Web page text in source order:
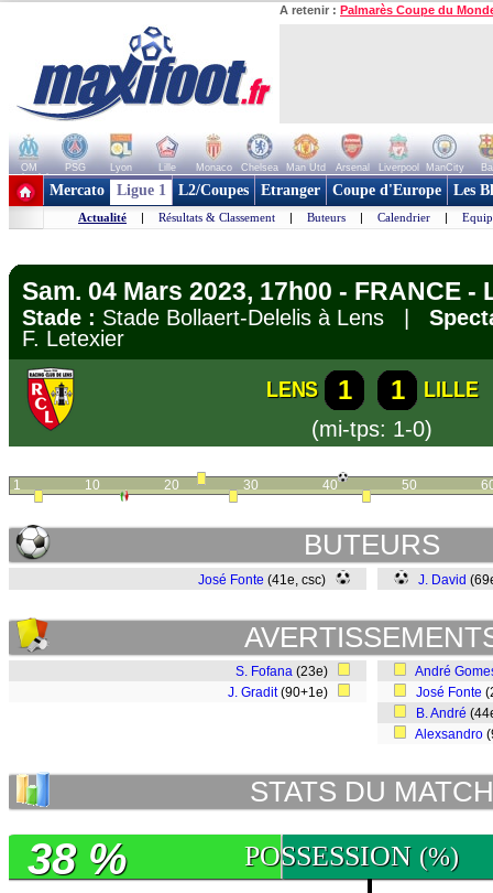
A retenir : Palmarès Coupe du
OM PSG Lyon Lille Monaco Chelsea Man Utd Arsenal Liverpool ManCity
+ de clubs
Mercato Ligue 1 L2/Coupes Etranger Coupe d'Europe Les
Actualité | Résultats & Classement | Buteurs | Calendrier |
Sam. 04 Mars 2023, 17h00 - FRANCE -
Stade : Stade Bollaert-Delelis à Lens |
F. Letexier
LENS 1 1
LILLE
(mi-tps: 1-0)
1 10 20 30 40 50
BUTEURS
José Fonte (41e, csc) J. David
S. Fofana (23e)
J. Gradit(90+1e)
André
José Fonte
B. André
Alexsandro
STATS DU MATCH
POSSESSION (%)
38 %